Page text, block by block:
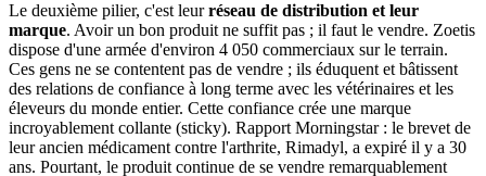
Le deuxième pilier, c'est leurréseau de distribution et leur
marque. Avoir un bon produit ne suffit pas ; il faut le vendre. Zoetis
dispose d'une armée d'environ 4 050 commerciaux sur le terrain.
Ces gens ne se contentent pas de vendre ; ils éduquent et bâtissent
des relations de confiance à long terme avec les vétérinaires et les
éleveurs du monde entier. Cette confiance crée une marque
incroyablement collante (sticky). Rapport Morningstar : le brevet de
leur ancien médicament contre l'arthrite, Rimadyl, a expiré il y a 30
ans. Pourtant, le produit continue de se vendre remarquablement